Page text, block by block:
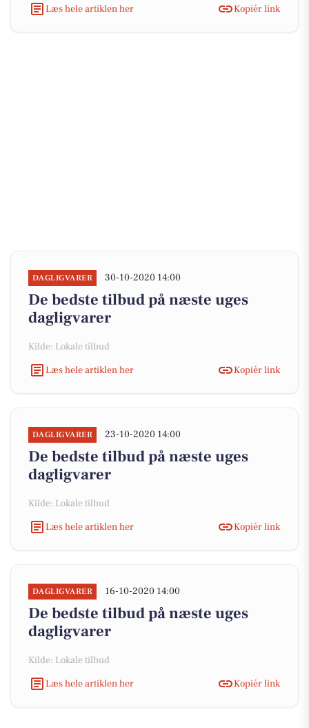
Læs hele artiklen her Kopiér link
DAGLIGVARER 30-10-2020 14:00
De bedste tilbud på næste uges
dagligvarer
Kilde: Lokale tilbud
Læs hele artiklen her
Kopiér link
DAGLIGVARER 23-10-2020 14:00
De bedste tilbud på næste uges
dagligvarer
Kilde: Lokale tilbud
Læs hele artiklen her
Kopiér link
DAGLIGVARER 16-10-2020 14:00
De bedste tilbud på næste uges
dagligvarer
Kilde: Lokale tilbud
Læs hele artiklen her
Kopiér link